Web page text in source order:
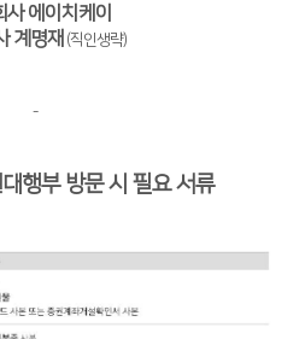
사 에이치케이
계명재 (직인생략)
-
행부 방문 시 필요 서류